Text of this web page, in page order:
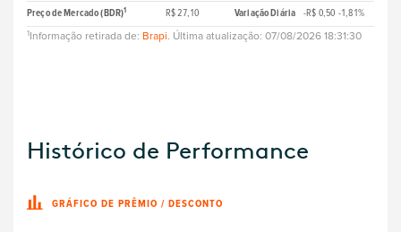
Preço de Mercado (BDR)1 R$ 27,10 Variação Diária -R$ 0,50 -1,81%
1Informação retirada de: Brapi. Última atualização: 07/08/2026 18:31:30
Histórico de Performance
GRÁFICO DE PRÊMIO / DESCONTO